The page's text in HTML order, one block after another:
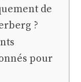
de
?
pour